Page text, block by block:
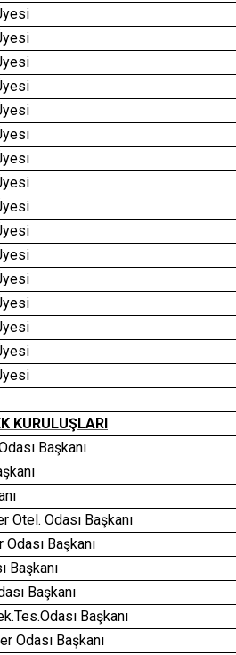
KURULUŞLARI
Başkanı
Otel. Odası Başkanı
Başkanı
Başkanı
Başkanı
Başkanı
Odası Başkanı